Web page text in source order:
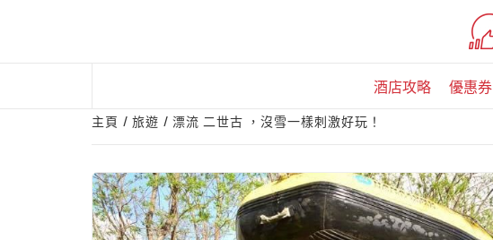
酒店攻略 優惠券
主頁 旅遊 漂流 二世古 ，沒雪一樣刺激好玩！